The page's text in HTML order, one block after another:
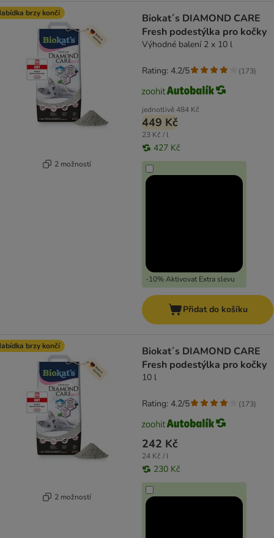
brzy končí
2 možností
Biokat´s DIAMOND CARE
Fresh podestýlka pro kočky
Výhodné balení 2 x 10 l
jednotlivě484 Kč
449 Kč
23 Kč / l
427 Kč
-10% Aktivovat Extra slevu
Rating: 4.2/5 (173)
Přidat do košíku
brzy končí
2 možností
Biokat´s DIAMOND CARE
Fresh podestýlka pro kočky
10 l
242 Kč
24 Kč / l
230 Kč
Rating: 4.2/5 (173)